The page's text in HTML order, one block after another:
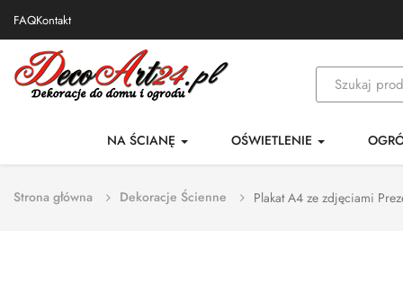
FAQKontakt
NA ŚCIANĘ OŚWIETLENIE
Strona główna Dekoracje Ścienne Plakat A4 ze zdjęciami